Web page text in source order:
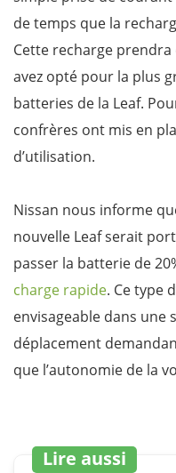
de temps que la
Cette recharge prendra
avez opté pour la plus
batteries de la Leaf.
confrères ont mis en
d’utilisation.
Nissan nous informe
nouvelle Leaf serait
passer la batterie de
charge rapide. Ce type
envisageable dans une
déplacement
que l’autonomie de la
Lire aussi